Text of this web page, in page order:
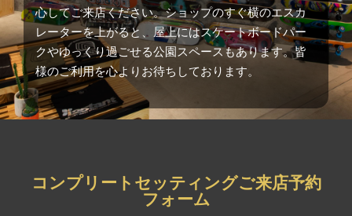
心してご来店ください。ショップのすぐ横のエスカ
レーターを上がると、屋上にはスケートボードパー
クやゆっくり過ごせる公園スペースもあります。皆
様のご利用を心よりお待ちしております。
コンプリートセッティングご来店予約
フォーム